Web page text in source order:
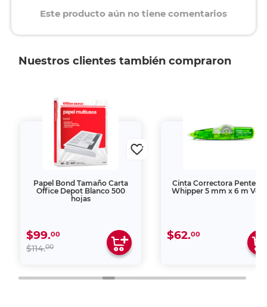
Este producto aún no tiene comentarios
Nuestros clientes también compraron
Papel Bond Tamaño Carta
Office Depot Blanco 500
hojas
$99.00
$114.00
Cinta Correctora Pentel
Whipper 5 mm x 6 m
$62.00